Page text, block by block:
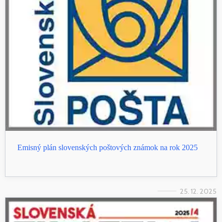
Emisný plán slovenských poštových známok na rok 2025
25. 12. 2025